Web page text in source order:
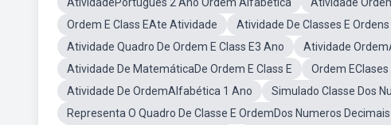
Ordem E Class EAte Atividade
Atividade De Classes E Ordens
Atividade Quadro De Ordem E Class E3 Ano
Atividade
Atividade De MatemáticaDe Ordem E Class E
Ordem
Atividade De OrdemAlfabética 1 Ano
Simulado Classe Dos
Representa O Quadro De Classe E OrdemDos Numeros Decimais